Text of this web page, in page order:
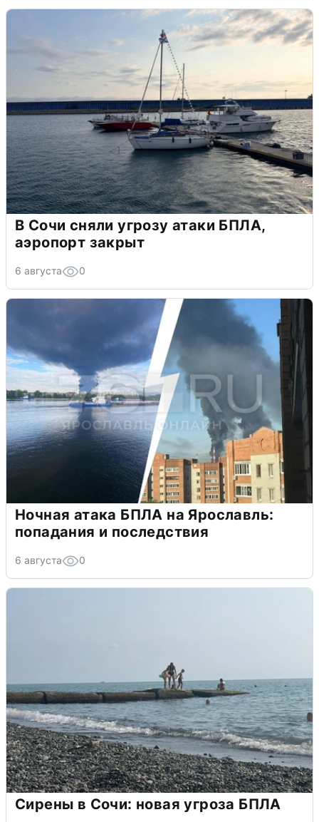
В Сочи сняли угрозу атаки БПЛА,
аэропорт закрыт
6 августа 0
Ночная атака БПЛА на Ярославль:
попадания и последствия
6 августа 0
Сирены в Сочи: новая угроза БПЛА